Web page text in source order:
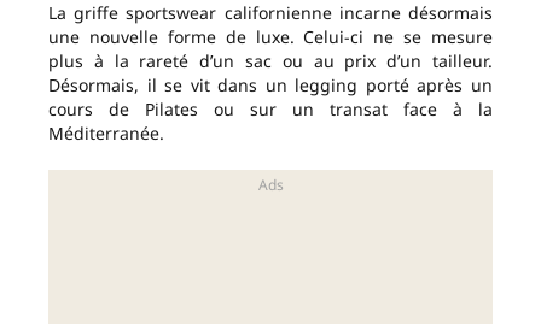
La griffe sportswear californienne incarne désormais
une nouvelle forme de luxe. Celui-ci ne se mesure
plus à la rareté d’un sac ou au prix d’un tailleur.
Désormais, il se vit dans un legging porté après un
cours de Pilates ou sur un transat face à la
Méditerranée.